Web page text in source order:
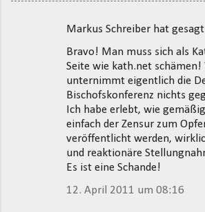
Markus Schreiber hat
Bravo! Man muss sich als
Seite wie kath.net schämen!
unternimmt eigentlich die
Bischofskonferenz nichts
Ich habe erlebt, wie
einfach der Zensur zum
veröffentlicht werden,
und reaktionäre
Es ist eine Schande!
12. April 2011 um 08:16